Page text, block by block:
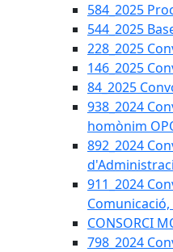
584_2025
544_2025
228_2025
146_2025
84_2025
938_2024
homònim
892_2024
911_2024
CONSORCI
798_2024